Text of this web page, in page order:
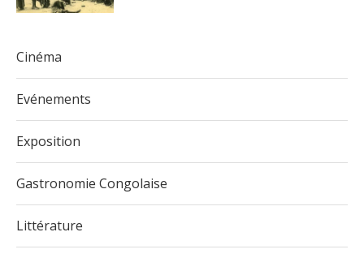
Cinéma
Evénements
Exposition
Gastronomie Congolaise
Littérature